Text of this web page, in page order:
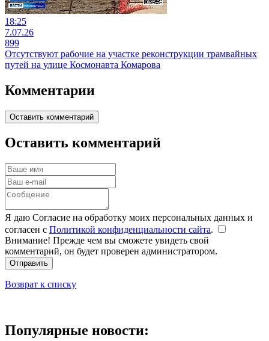
18:25
7.07.26
899
Отсутствуют рабочие на участке реконструкции трамвайных
путей на улице Космонавта Комарова
Комментарии
Оставить комментарий
Оставить комментарий
Я даю Согласие на обработку моих персональных данных и
согласен с Политикой конфиденциальности сайта.
Внимание! Прежде чем вы сможете увидеть свой
комментарий, он будет проверен администратором.
Отправить
Возврат к списку
Популярные новости: